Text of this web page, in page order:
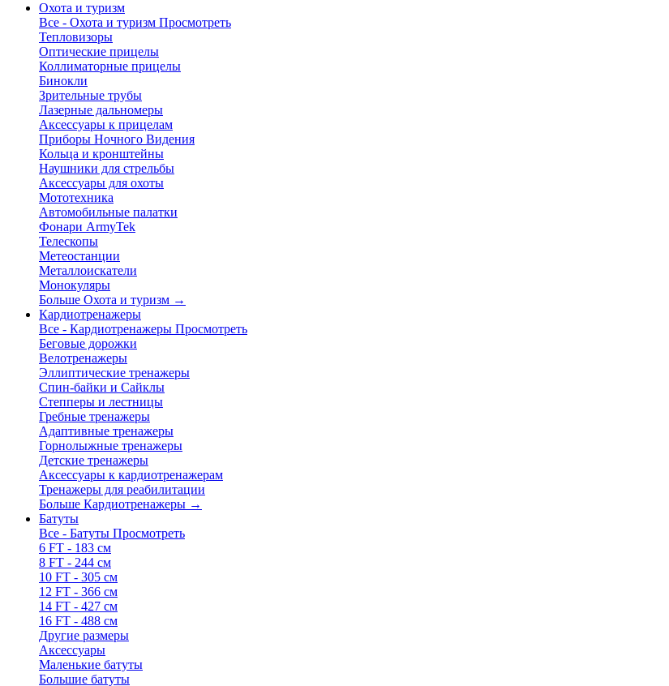
Охота и туризм
Все - Охота и туризм Просмотреть
Тепловизоры
Оптические прицелы
Коллиматорные прицелы
Бинокли
Зрительные трубы
Лазерные дальномеры
Аксессуары к прицелам
Приборы Ночного Видения
Кольца и кронштейны
Наушники для стрельбы
Аксессуары для охоты
Мототехника
Автомобильные палатки
Фонари ArmyTek
Телескопы
Метеостанции
Металлоискатели
Монокуляры
Больше Охота и туризм →
Кардиотренажеры
Все - Кардиотренажеры Просмотреть
Беговые дорожки
Велотренажеры
Эллиптические тренажеры
Спин-байки и Сайклы
Степперы и лестницы
Гребные тренажеры
Адаптивные тренажеры
Горнолыжные тренажеры
Детские тренажеры
Аксессуары к кардиотренажерам
Тренажеры для реабилитации
Больше Кардиотренажеры →
Батуты
Все - Батуты Просмотреть
6 FT - 183 см
8 FT - 244 см
10 FT - 305 см
12 FT - 366 см
14 FT - 427 см
16 FT - 488 см
Другие размеры
Аксессуары
Маленькие батуты
Большие батуты